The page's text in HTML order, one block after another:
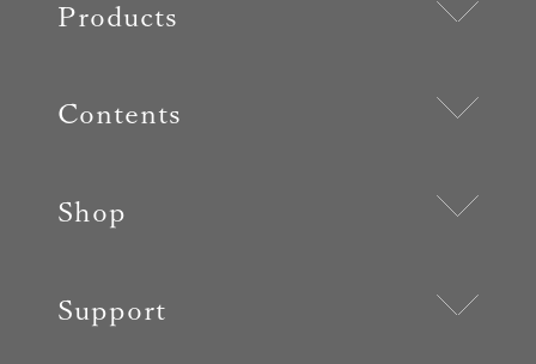
Products
Contents
Shop
Support